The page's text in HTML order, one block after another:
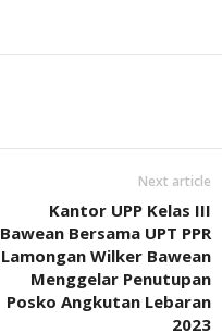
Next article
Kantor UPP Kelas III
Bawean Bersama UPT PPR
Lamongan Wilker Bawean
Menggelar Penutupan
Posko Angkutan Lebaran
2023